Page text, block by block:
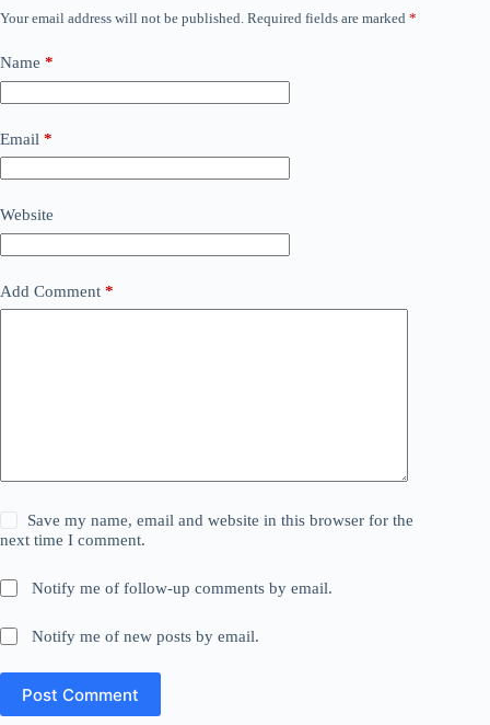
Your email address will not be published. Required fields are marked *
Name *
Email *
Website
Add Comment *
Save my name, email and website in this browser for the
next time I comment.
Notify me of follow-up comments by email.
Notify me of new posts by email.
Post Comment